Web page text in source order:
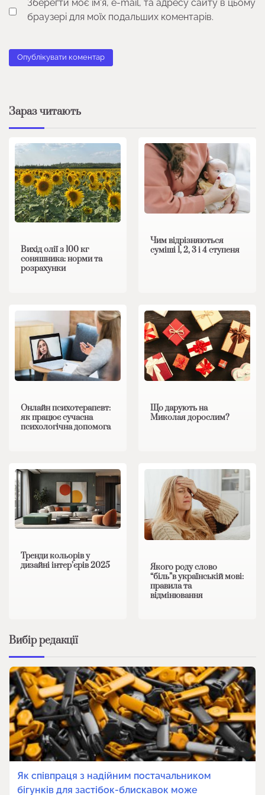
Зберегти моє ім'я, e-mail, та адресу сайту в цьому
браузері для моїх подальших коментарів.
Зараз читають
Вихід олії з 100 кг
соняшника: норми та
розрахунки
Чим відрізняються
суміші 1, 2, 3 і 4 ступеня
Онлайн психотерапевт:
як працює сучасна
психологічна допомога
Що дарують на
Миколая дорослим?
Тренди кольорів у
дизайні інтер’єрів 2025
Якого роду слово
“біль”в українській мові:
правила та
відмінювання
Вибір редакції
Як співпраця з надійним постачальником
бігунків для застібок-блискавок може